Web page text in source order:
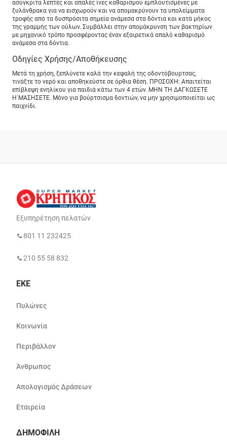
ασύγκριτα λεπτές και απαλές ίνες καθαρισμού εμπλουτισμένες με
ξυλάνθρακα για να εισχωρούν και να απομακρύνουν τα υπολείμματα
τροφής από τα δυσπρόσιτα σημεία ανάμεσα στα δόντια και κατά μήκος
της γραμμής των ούλων. Συμβάλλει στην απομάκρυνση των βακτηρίων
με μηχανικό τρόπο προσφέροντας έναν εξαιρετικά απαλό καθαρισμό
ανάμεσα στα δόντια.
Οδηγίες Χρήσης/Αποθήκευσης
Μετά τη χρήση, ξεπλύνετε καλά την κεφαλή της οδοντόβουρτσας,
τινάξτε το νερό και αποθηκεύστε σε όρθια θέση. ΠΡΟΣΟΧΗ: Απαιτείται
επίβλεψη ενηλίκου για παιδιά κάτω των 4 ετών. ΜΗΝ ΤΗ ΔΑΓΚΩΣΕΤΕ
Η΄ΜΑΣΗΣΕΤΕ. Μόνο για βούρτσισμα δοντιών, να μην χρησιμοποιείται ως
παιχνίδι.
Εξυπηρέτηση πελατών
801 11 232425
210 55 58 832
ΕΚΕ
Πυλώνες
Κοινωνία
Περιβάλλον
Άνθρωπος
Απολογισμός Δράσεων
Εταιρεία
ΔΗΜΟΦΙΛΗ